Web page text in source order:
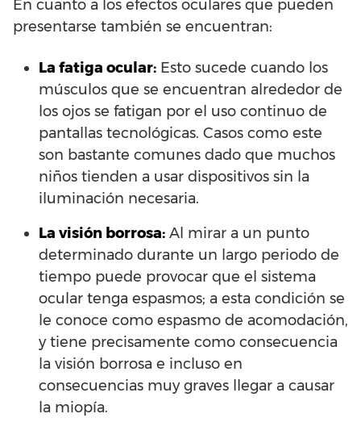
En cuanto a los efectos oculares que pueden
presentarse también se encuentran:
La fatiga ocular: Esto sucede cuando los
músculos que se encuentran alrededor de
los ojos se fatigan por el uso continuo de
pantallas tecnológicas. Casos como este
son bastante comunes dado que muchos
niños tienden a usar dispositivos sin la
iluminación necesaria.
La visión borrosa: Al mirar a un punto
determinado durante un largo periodo de
tiempo puede provocar que el sistema
ocular tenga espasmos; a esta condición se
le conoce como espasmo de acomodación,
y tiene precisamente como consecuencia
la visión borrosa e incluso en
consecuencias muy graves llegar a causar
la miopía.